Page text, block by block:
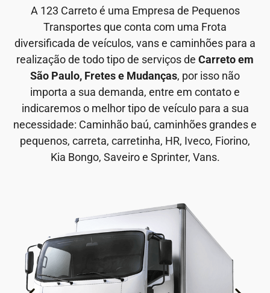
A 123 Carreto é uma Empresa de Pequenos
Transportes que conta com uma Frota
diversificada de veículos, vans e caminhões para a
realização de todo tipo de serviços de Carreto em
São Paulo, Fretes e Mudanças, por isso não
importa a sua demanda, entre em contato e
indicaremos o melhor tipo de veículo para a sua
necessidade: Caminhão baú, caminhões grandes e
pequenos, carreta, carretinha, HR, Iveco, Fiorino,
Kia Bongo, Saveiro e Sprinter, Vans.